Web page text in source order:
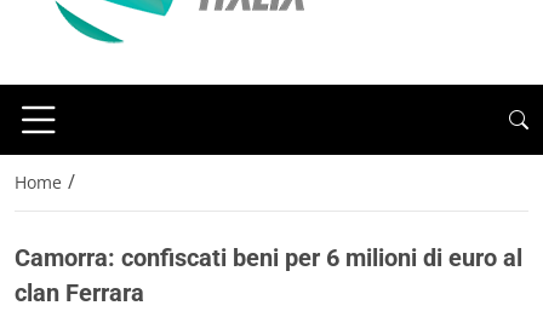
Home /
Camorra: confiscati beni per 6 milioni di euro al
clan Ferrara